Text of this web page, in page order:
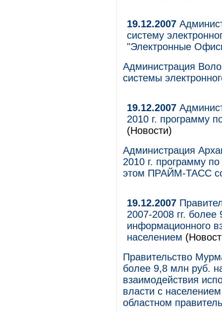
19.12.2007
систему
"Электронные
Администрация
системы
19.12.2007
2010 г. программу
(Новости)
Администрация
2010 г. программу
этом ПРАЙМ-ТАСС
19.12.2007
2007-2008 гг.
информационного
населением
Правительство
более 9,8 млн руб.
взаимодействия
власти с
областном